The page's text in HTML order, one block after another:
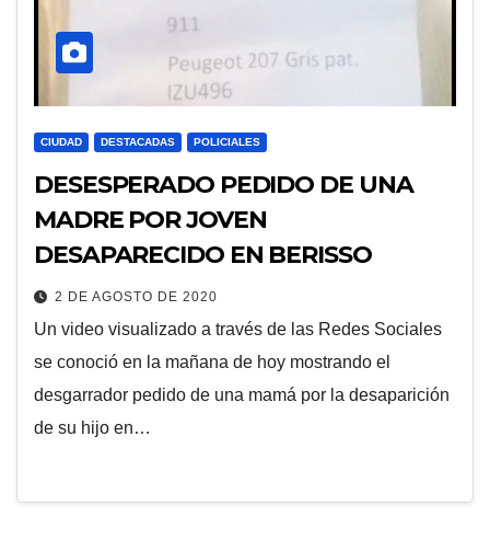
CIUDAD DESTACADAS POLICIALES
DESESPERADO PEDIDO DE UNA
MADRE POR JOVEN
DESAPARECIDO EN BERISSO
2 DE AGOSTO DE 2020
Un video visualizado a través de las Redes Sociales
se conoció en la mañana de hoy mostrando el
desgarrador pedido de una mamá por la desaparición
de su hijo en…